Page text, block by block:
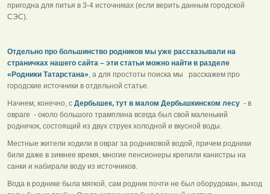
пригодна для питья в 3-4 источниках (если верить данным городской
СЭС).
Отдельно про большинство родников мы уже рассказывали на
страничках нашего сайта – эти статьи можно найти в разделе
«Родники Татарстана», а для простоты поиска мы расскажем про
городские источники в отдельной статье.
Начнем, конечно, с Дербышек, тут в малом Дербышкинском лесу - в
овраге - около большого трамплина всегда был свой маленький
родничок, состоящий из двух струек холодной и вкусной воды.
Местные жители ходили в овраг за родниковой водой, причем родники
били даже в зимнее время, многие пенсионеры крепили канистры на
санки и набирали воду из источников.
Вода в роднике была мягкой, сам родник почти не был оборудован, выход